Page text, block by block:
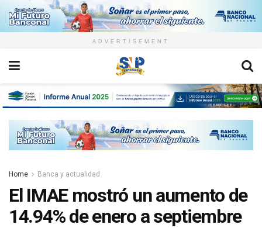
ADVERTISEMENT
Home Banca y actualidad
El IMAE mostró un aumento de
14.94% de enero a septiembre